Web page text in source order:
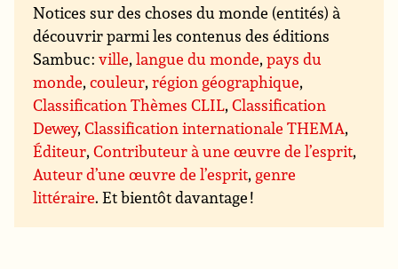
Notices sur des choses du monde (entités) à
découvrir parmi les contenus des éditions
Sambuc :ville,langue du monde,pays du
monde,couleur,région géographique,
Classification Thèmes CLIL,Classification
Dewey,Classification internationale THEMA,
Éditeur,Contributeur à une œuvre de l’esprit,
Auteur d’une œuvre de l’esprit, genre
littéraire. Et bientôt davantage !